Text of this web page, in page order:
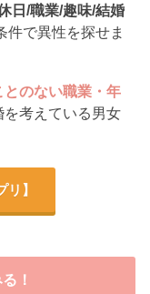
日/職業/趣味/結婚
件で異性を探せま
のない職業・年
考えている男女
リ】
！